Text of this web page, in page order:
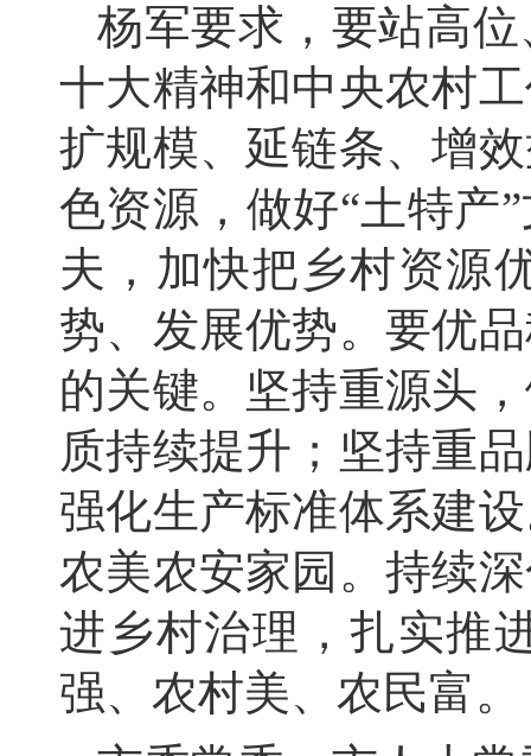
杨军要求， 要站高位
十大精神和中央农村
扩规模、 延链条、增
色资源， 做好“土特产
夫， 加快把乡村资源
势、 发展优势。要优
的关键。 坚持重源头，
质持续提升； 坚持重
强化生产标准体系建
农美农安家园。持续
进乡村治理， 扎实推
强、 农村美、 农民富。